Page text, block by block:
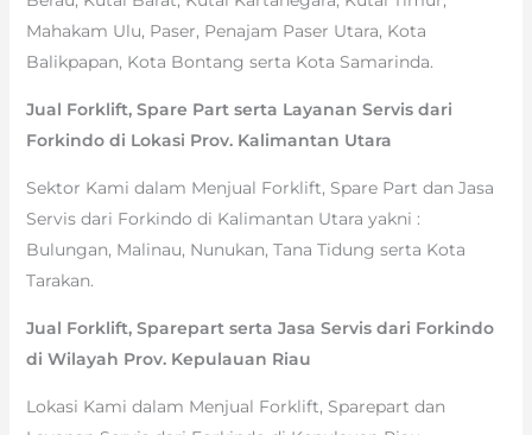
Mahakam Ulu, Paser, Penajam Paser Utara, Kota
Balikpapan, Kota Bontang serta Kota Samarinda.
Jual Forklift, Spare Part serta Layanan Servis dari
Forkindo di Lokasi Prov. Kalimantan Utara
Sektor Kami dalam Menjual Forklift, Spare Part dan Jasa
Servis dari Forkindo di Kalimantan Utara yakni :
Bulungan, Malinau, Nunukan, Tana Tidung serta Kota
Tarakan.
Jual Forklift, Sparepart serta Jasa Servis dari Forkindo
di Wilayah Prov. Kepulauan Riau
Lokasi Kami dalam Menjual Forklift, Sparepart dan